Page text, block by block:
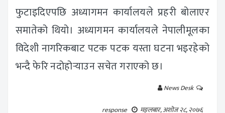
फुटाइदिएपछि अध्यागमन कार्यालयले प्रहरी बोलाएर
समातेको थियो। अध्यागमन कार्यालयले नेपालीमूलका
विदेशी नागरिकबाट पटक पटक यस्ता घटना भइरहेको
भन्दै फेरि नदोहोर्‍याउन सचेत गराएको छ।
News Desk
response
मङ्लबार, अशोज २८, २०७६